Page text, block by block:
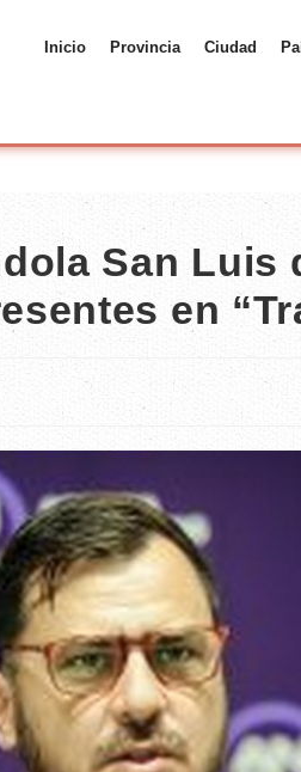
Inicio Provincia Ciudad
San Luis
en